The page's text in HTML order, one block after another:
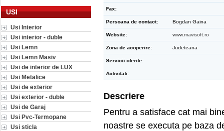
USI
Usi Interior
Usi interior - duble
Usi Lemn
Usi Lemn Masiv
Usi de interior de LUX
Usi Metalice
Usi de exterior
Usi exterior - duble
Usi de Garaj
Usi Pvc-Termopane
Usi sticla
Fax:
Persoana de contact: Bogdan Gaina
Website: www.mavisoft.ro
Zona de acoperire: Judeteana
Servicii oferite:
Activitati:
Descriere
Pentru a satisface cat mai
noastre se executa pe baza